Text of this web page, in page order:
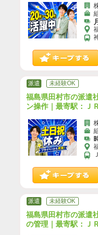
派遣 未経験OK
福島県田村市の派遣
ン操作｜最寄駅：Ｊ
派遣 未経験OK
福島県田村市の派遣
の管理｜最寄駅：Ｊ